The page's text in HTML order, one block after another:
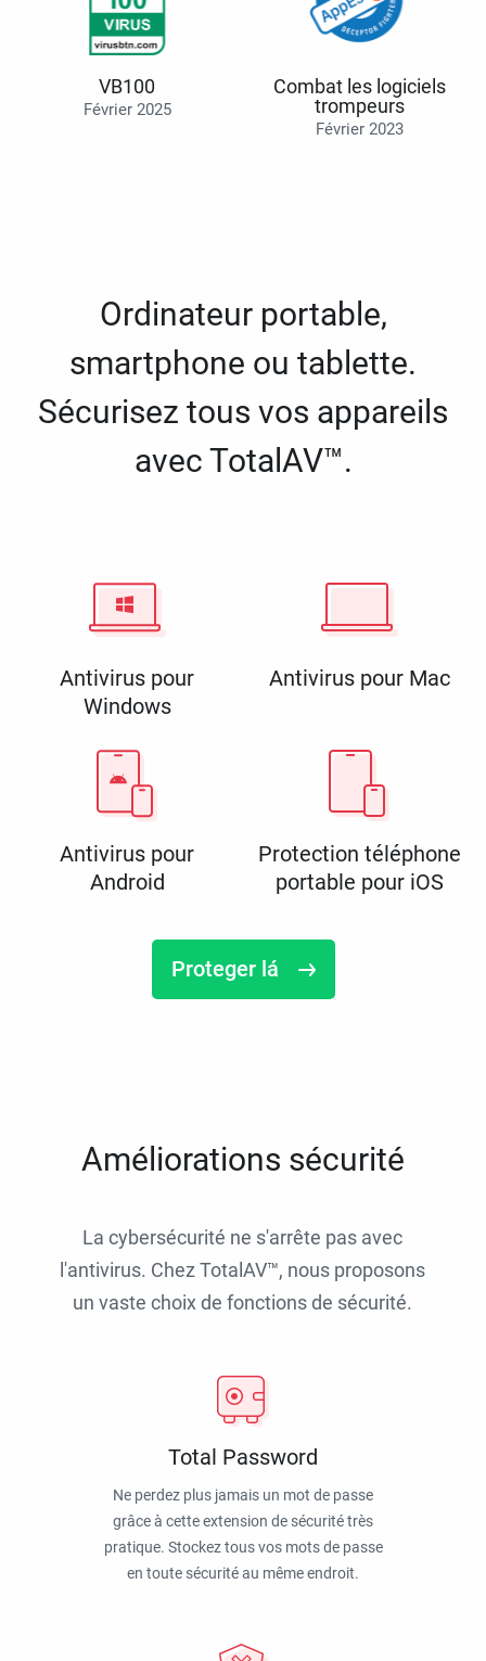
VB100
Février 2025
Combat les logiciels
trompeurs
Février 2023
Ordinateur portable,
smartphone ou tablette.
Sécurisez tous vos appareils
avec TotalAV™.
Antivirus pour
Windows
Antivirus pour Mac
Antivirus pour
Android
Protection téléphone
portable pour iOS
Proteger lá
Améliorations sécurité
La cybersécurité ne s'arrête pas avec
l'antivirus. Chez TotalAV™, nous proposons
un vaste choix de fonctions de sécurité.
Total Password
Ne perdez plus jamais un mot de passe
grâce à cette extension de sécurité très
pratique. Stockez tous vos mots de passe
en toute sécurité au même endroit.